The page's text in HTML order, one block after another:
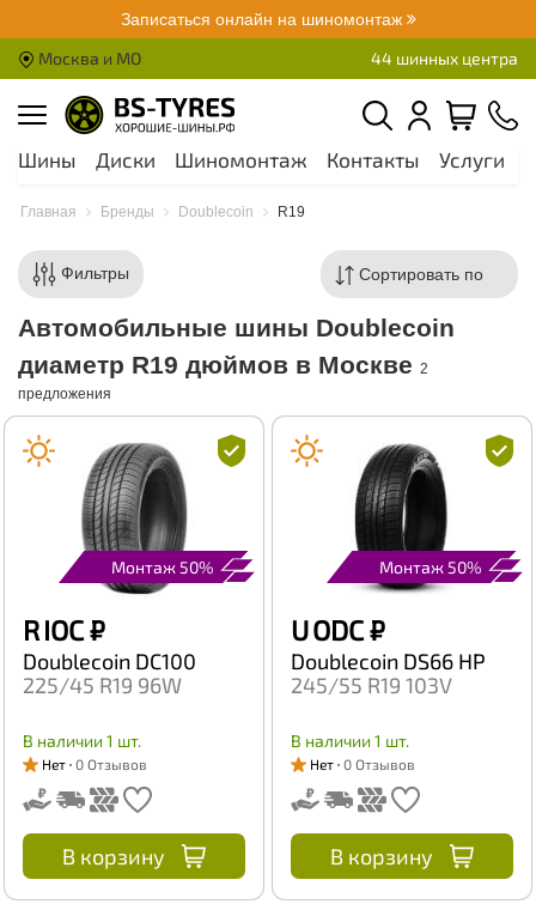
Записаться онлайн на шиномонтаж
Москва и МО 44 шинных центра
Шины Диски Шиномонтаж Контакты Услуги
Главная Бренды Doublecoin R19
Фильтры
Автомобильные шины Doublecoin
диаметр R19 дюймов в Москве 2
предложения
Монтаж 50%
R IOC₽
Doublecoin DC100
225/45 R19 96W
В наличии 1 шт.
Нет 0 Отзывов
В корзину
Монтаж 50%
U ODC₽
Doublecoin DS66 HP
245/55 R19 103V
В наличии 1 шт.
Нет 0 Отзывов
В корзину